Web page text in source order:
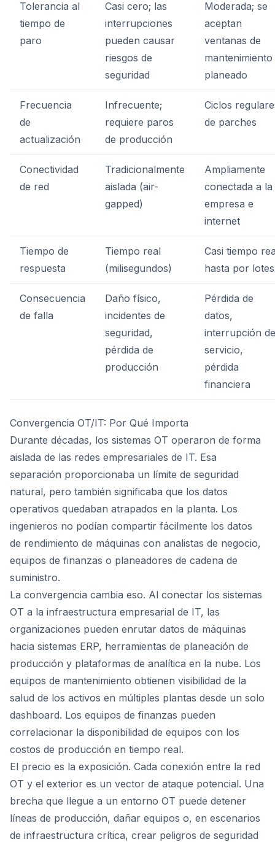
Tolerancia al
tiempo de
paro
Casi cero; las
interrupciones
pueden causar
riesgos de
seguridad
Moderada; se
aceptan
ventanas de
mantenimiento
planeado
Frecuencia
de
actualización
Infrecuente;
requiere paros
de producción
Ciclos
de parches
Conectividad
de red
Tradicionalmente
aislada (air-
gapped)
Ampliamente
conectada a la
empresa e
internet
Tiempo de
respuesta
Tiempo real
(milisegundos)
Casi tiempo
hasta por lotes
Consecuencia
de falla
Daño físico,
incidentes de
seguridad,
pérdida de
producción
Pérdida de
datos,
interrupción
servicio,
pérdida
financiera
Convergencia OT/IT: Por Qué Importa
Durante décadas, los sistemas OT operaron de forma
aislada de las redes empresariales de IT. Esa
separación proporcionaba un límite de seguridad
natural, pero también significaba que los datos
operativos quedaban atrapados en la planta. Los
ingenieros no podían compartir fácilmente los datos
de rendimiento de máquinas con analistas de negocio,
equipos de finanzas o planeadores de cadena de
suministro.
La convergencia cambia eso. Al conectar los sistemas
OT a la infraestructura empresarial de IT, las
organizaciones pueden enrutar datos de máquinas
hacia sistemas ERP, herramientas de planeación de
producción y plataformas de analítica en la nube. Los
equipos de mantenimiento obtienen visibilidad de la
salud de los activos en múltiples plantas desde un solo
dashboard. Los equipos de finanzas pueden
correlacionar la disponibilidad de equipos con los
costos de producción en tiempo real.
El precio es la exposición. Cada conexión entre la red
OT y el exterior es un vector de ataque potencial. Una
brecha que llegue a un entorno OT puede detener
líneas de producción, dañar equipos o, en escenarios
de infraestructura crítica, crear peligros de seguridad